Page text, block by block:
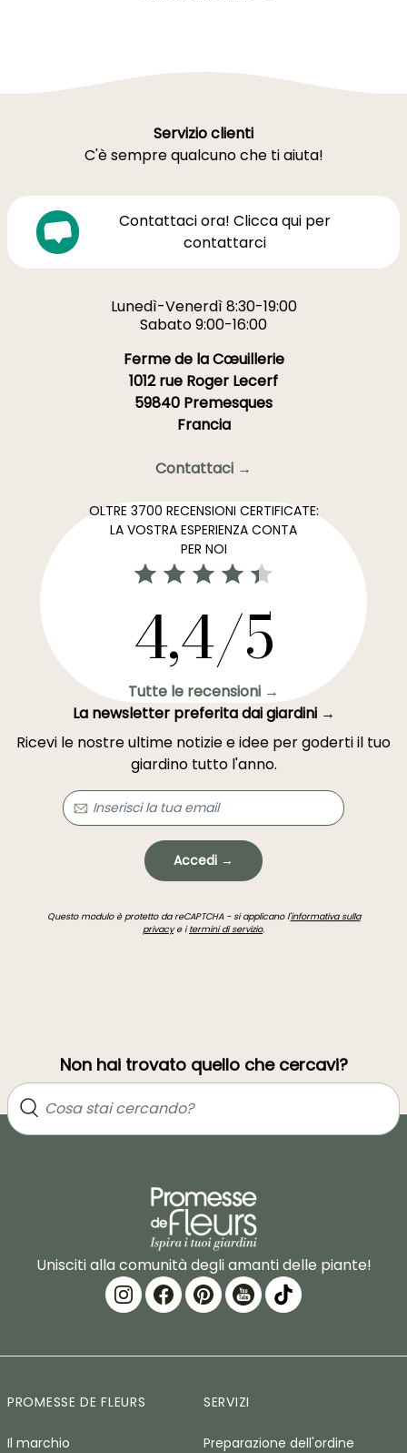
Servizio clienti
C'è sempre qualcuno che ti aiuta!
Contattaci ora! Clicca qui per
contattarci
Lunedì-Venerdì 8:30-19:00
Sabato 9:00-16:00
Ferme de la Cœuillerie
1012 rue Roger Lecerf
59840 Premesques
Francia
Contattaci →
OLTRE 3700 RECENSIONI CERTIFICATE:
LA VOSTRA ESPERIENZA CONTA
PER NOI
4,4/5
Tutte le recensioni →
La newsletter preferita dai giardini →
Ricevi le nostre ultime notizie e idee per goderti il tuo
giardino tutto l'anno.
Accedi →
Questo modulo è protetto da reCAPTCHA - si applicano l'informativa sulla
privacye itermini di servizio.
Non hai trovato quello che cercavi?
Unisciti alla comunità degli amanti delle piante!
PROMESSE DE FLEURS
Il marchio
SERVIZI
Preparazione dell'ordine